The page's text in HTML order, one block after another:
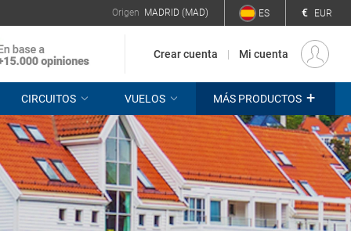
Origen MADRID (MAD) ES € EUR
Crear cuenta Mi cuenta
CIRCUITOS VUELOS MÁS PRODUCTOS +